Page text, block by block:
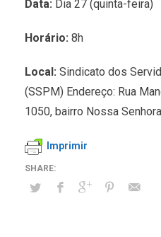
Data: Dia 27 (quinta-feira)
Horário: 8h
Local: Sindicato dos
(SSPM) Endereço: Rua
1050, bairro Nossa
Imprimir